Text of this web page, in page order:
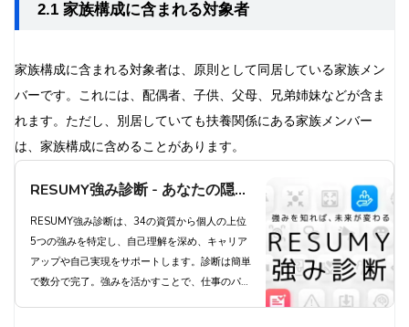
2.1 家族構成に含まれる対象者
家族構成に含まれる対象者は、原則として同居している家族メン
バーです。これには、配偶者、子供、父母、兄弟姉妹などが含ま
れます。ただし、別居していても扶養関係にある家族メンバー
は、家族構成に含めることがあります。
RESUMY強み診断 - あなたの隠れ
た強みを発見し、キャリアアップ
を実現しよう
RESUMY強み診断は、34の資質から個人の上位
5つの強みを特定し、自己理解を深め、キャリア
アップや自己実現をサポートします。診断は簡単
で数分で完了。強みを活かすことで、仕事のパフ